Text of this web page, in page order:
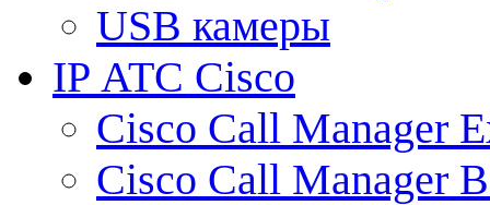
USB камеры
IP АТС Cisco
Cisco Call Manager
Cisco Call Manager